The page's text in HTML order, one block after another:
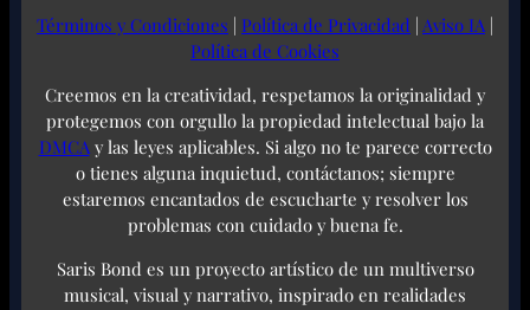
Términos y Condiciones | Política de Privacidad | Aviso IA|
Política de Cookies
Creemos en la creatividad, respetamos la originalidad y
protegemos con orgullo la propiedad intelectual bajo la
DMCAy las leyes aplicables. Si algo no te parece correcto
o tienes alguna inquietud, contáctanos; siempre
estaremos encantados de escucharte y resolver los
problemas con cuidado y buena fe.
Saris Bond es un proyecto artístico de un multiverso
musical, visual y narrativo, inspirado en realidades